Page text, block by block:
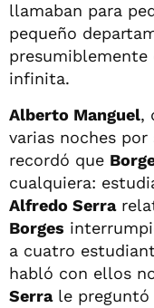
llamaban para
pequeño
presumiblemente
infinita.
Alberto Manguel,
varias noches
recordó que
cualquiera:
Alfredo Serra
Borges
a cuatro
habló con ellos
Serrale preguntó